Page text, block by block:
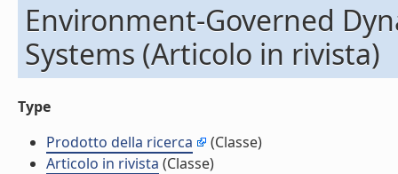
Environment-Governed
Systems (Articolo in rivista)
Type
Prodotto della ricerca
(Classe)
Articolo in rivista (Classe)